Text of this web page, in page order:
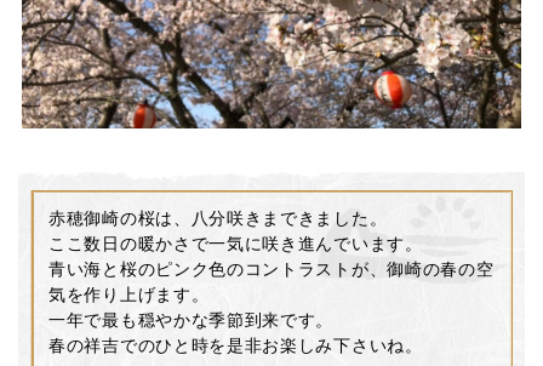
赤穂御崎の桜は、八分咲きまできました。
ここ数日の暖かさで一気に咲き進んでいます。
青い海と桜のピンク色のコントラストが、御崎の春の空
気を作り上げます。
一年で最も穏やかな季節到来です。
春の祥吉でのひと時を是非お楽しみ下さいね。